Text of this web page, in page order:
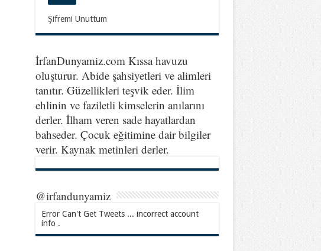
Şifremi Unuttum
İrfanDunyamiz.com Kıssa havuzu
oluşturur. Abide şahsiyetleri ve alimleri
tanıtır. Güzellikleri teşvik eder. İlim
ehlinin ve faziletli kimselerin anılarını
derler. İlham veren sade hayatlardan
bahseder. Çocuk eğitimine dair bilgiler
verir. Kaynak metinleri derler.
@irfandunyamiz
Error Can't Get Tweets ... incorrect account
info .